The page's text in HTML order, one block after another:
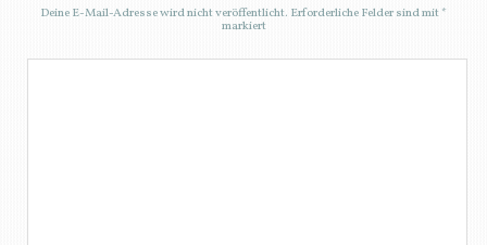
Deine E-Mail-Adresse wird nicht veröffentlicht. Erforderliche Felder sind mit*
markiert